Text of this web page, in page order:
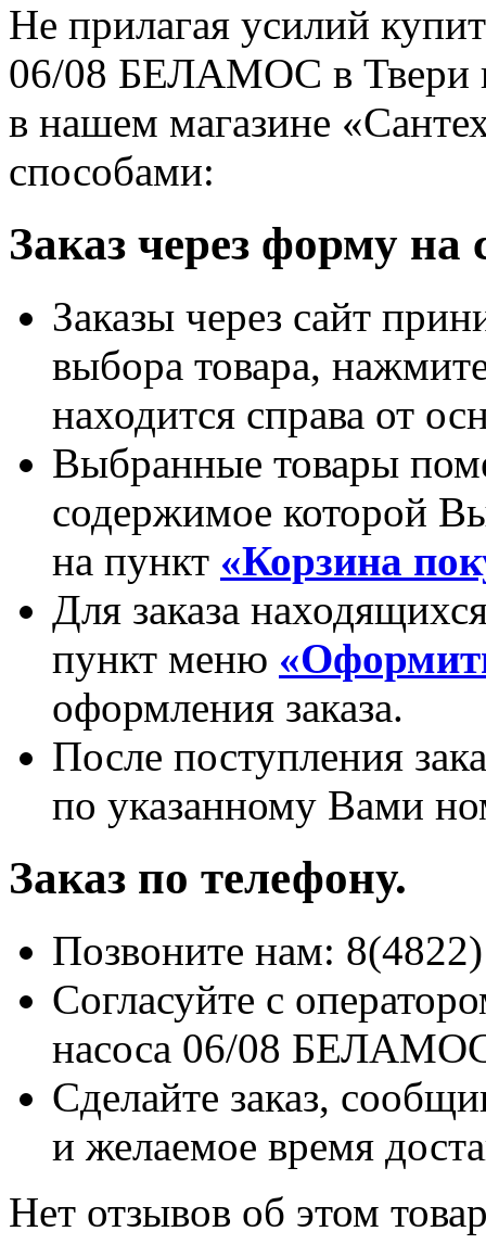
Не прилагая усилий
06/08 БЕЛАМОС в Твери
в нашем магазине
способами:
Заказ через форму на
Заказы через сайт
выбора товара,
находится справа от
Выбранные товары
содержимое которой
на пункт «Корзина
Для заказа
пункт меню
оформления заказа.
После поступления
по указанному Вами
Заказ по телефону.
Позвоните нам:
Согласуйте с
насоса 06/08
Сделайте заказ,
и желаемое время
Нет отзывов об этом